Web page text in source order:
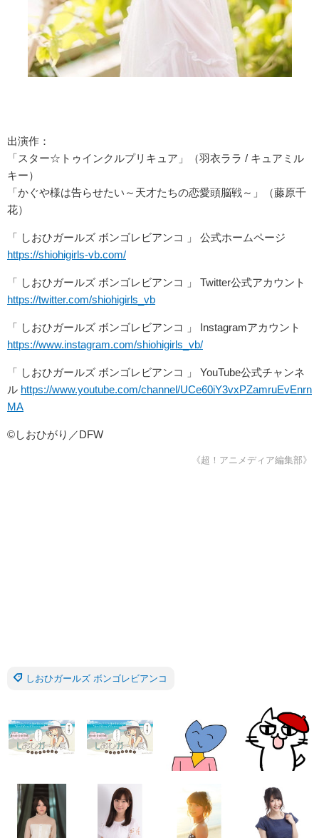
出演作：
「スター☆トゥインクルプリキュア」（羽衣ララ / キュアミル
キー）
「かぐや様は告らせたい～天才たちの恋愛頭脳戦～」（藤原千
花）
「 しおひガールズ ボンゴレビアンコ 」 公式ホームページ
https://shiohigirls-vb.com/
「 しおひガールズ ボンゴレビアンコ 」 Twitter公式アカウント
https://twitter.com/shiohigirls_vb
「 しおひガールズ ボンゴレビアンコ 」 Instagramアカウント
https://www.instagram.com/shiohigirls_vb/
「 しおひガールズ ボンゴレビアンコ 」 YouTube公式チャンネ
ル https://www.youtube.com/channel/UCe60iY3vxPZamruEvEnrn
MA
©しおひがり／DFW
《超！アニメディア編集部》
しおひガールズ ボンゴレビアンコ